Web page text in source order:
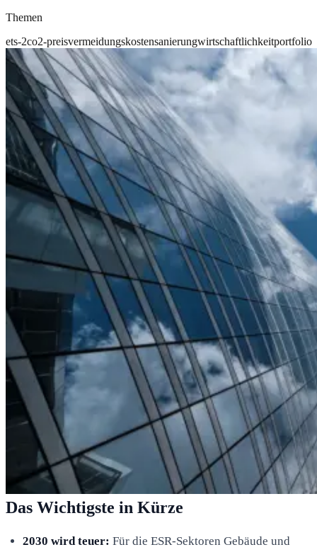
Themen
ets-2co2-preisvermeidungskostensanierungwirtschaftlichkeitportfolio
Das Wichtigste in Kürze
2030 wird teuer: Für die ESR-Sektoren Gebäude und